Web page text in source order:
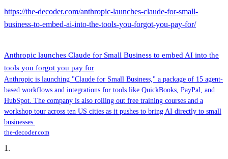
https://the-decoder.com/anthropic-launches-claude-for-small-
business-to-embed-ai-into-the-tools-you-forgot-you-pay-for/
Anthropic launches Claude for Small Business to embed AI into the
tools you forgot you pay for
Anthropic is launching "Claude for Small Business," a package of 15 agent-
based workflows and integrations for tools like QuickBooks, PayPal, and
HubSpot. The company is also rolling out free training courses and a
workshop tour across ten US cities as it pushes to bring AI directly to small
businesses.
the-decoder.com
1 .